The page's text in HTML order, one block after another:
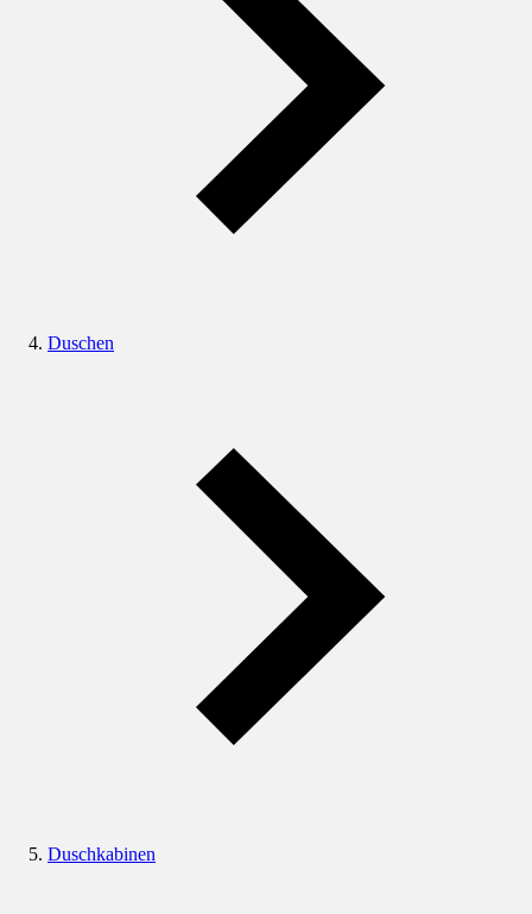
Duschen
Duschkabinen